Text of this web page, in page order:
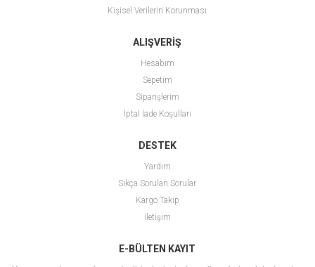
Kişisel Verilerin Korunması
ALIŞVERİŞ
Hesabım
Sepetim
Siparişlerim
İptal İade Koşulları
DESTEK
Yardım
Sıkça Sorulan Sorular
Kargo Takip
İletişim
E-BÜLTEN KAYIT